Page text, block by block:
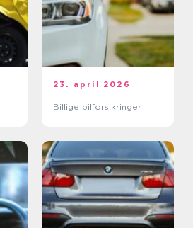
23. april 2026
Billige bilforsikringer